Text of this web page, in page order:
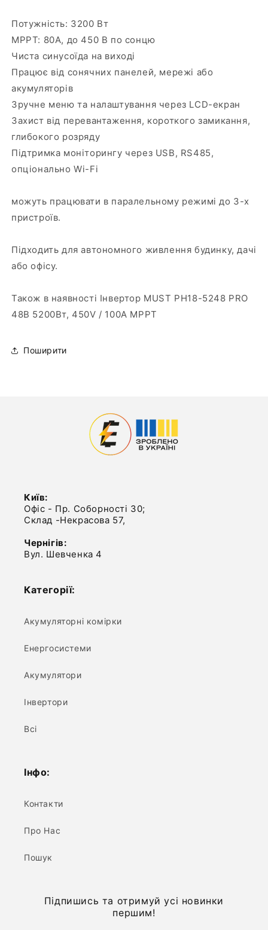
Потужність: 3200 Вт
MPPT: 80А, до 450 В по сонцю
Чиста синусоїда на виході
Працює від сонячних панелей, мережі або
акумуляторів
Зручне меню та налаштування через LCD-екран
Захист від перевантаження, короткого замикання,
глибокого розряду
Підтримка моніторингу через USB, RS485,
опціонально Wi-Fi
можуть працювати в паралельному режимі до 3-х
пристроїв.
Підходить для автономного живлення будинку, дачі
або офісу.
Також в наявності Інвертор MUST PH18-5248 PRO
48В 5200Вт, 450V / 100А MPPT
Поширити
Київ:
Офіс - Пр. Соборності 30;
Склад -Некрасова 57,
Чернігів:
Вул. Шевченка 4
Категорії:
Акумуляторні комірки
Енергосистеми
Акумулятори
Інвертори
Всі
Інфо:
Контакти
Про Нас
Пошук
Підпишись та отримуй усі новинки
першим!